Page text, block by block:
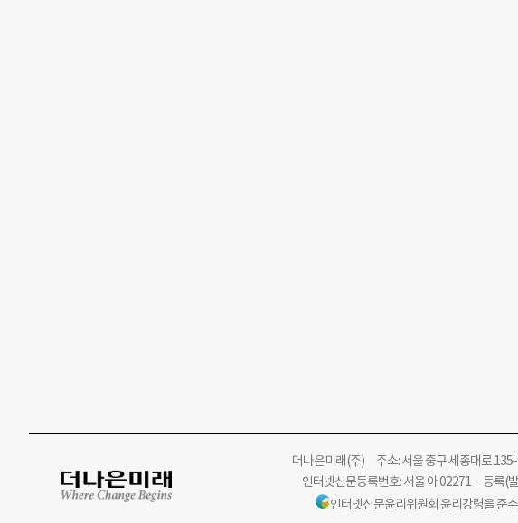
더나은미래(주)주소: 서울 중구 세종대로
인터넷신문등록번호: 서울 아 02271 등록(
인터넷신문윤리위원회 윤리강령을 준